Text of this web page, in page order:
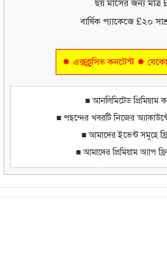
ছয় মাসের জন্য মাত্র
বার্ষিক প্যাকেজে £২০
✸ এক্সক্লুসিভ কনটেন্ট ✸
■ আনলিমিটেড প্রিমিয়াম
■ পছন্দের খবরটি নিজের
■ আমাদের ইভেন্ট সমূহে
■ আমাদের প্রিমিয়াম অ্যাপ